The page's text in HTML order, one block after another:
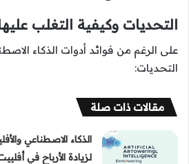
التحديات وكيفية التغلب
على الرغم من فوائد أدوات الذكاء
التحديات:
مقالات ذات صلة
الذكاء الاصطناعي
لزيادة الأرباح في